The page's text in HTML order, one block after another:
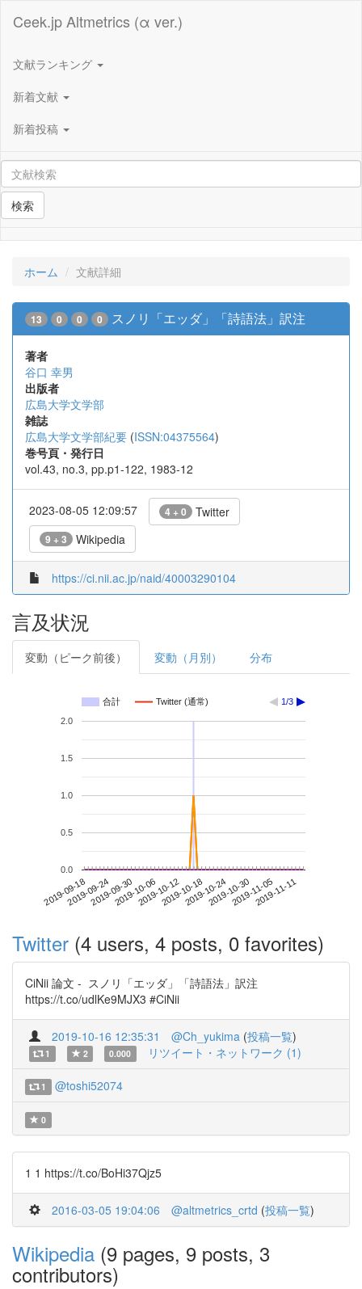
Ceek.jp Altmetrics (α ver.)
文献ランキング
新着文献
新着投稿
検索
ホーム 文献詳細
13 0 0 0 スノリ「エッダ」「詩語法」訳注
著者
谷口 幸男
出版者
広島大学文学部
雑誌
広島大学文学部紀要 (ISSN:04375564)
巻号頁・発行日
vol.43, no.3, pp.p1-122, 1983-12
2023-08-05 12:09:57 4 + 0 Twitter
9 + 3 Wikipedia
https://ci.nii.ac.jp/naid/40003290104
言及状況
変動（ピーク前後） 変動（月別） 分布
合計 Twitter (通常) 1/3
2019-09-182019-09-242019-09-302019-10-062019-10-122019-10-182019-10-242019-10-302019-11-052019-11-11
0.0
0.5
1.0
1.5
2.0
Twitter (4 users, 4 posts, 0 favorites)
CiNii 論文 - スノリ「エッダ」「詩語法」訳注
https://t.co/udlKe9MJX3 #CiNii
2019-10-16 12:35:31 @Ch_yukima (投稿一覧)
1 2 0.000 リツイート・ネットワーク (1)
1 @toshi52074
0
1 1 https://t.co/BoHi37Qjz5
2016-03-05 19:04:06 @altmetrics_crtd (投稿一覧)
Wikipedia (9 pages, 9 posts, 3
contributors)